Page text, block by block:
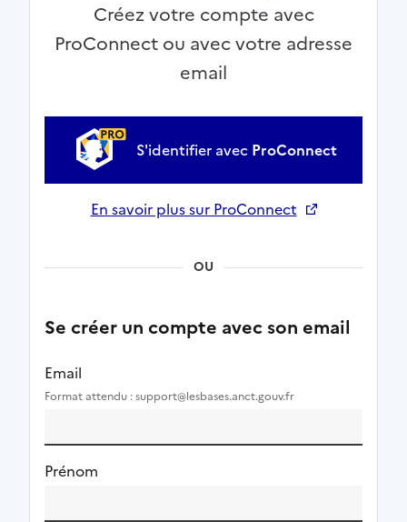
Créez votre compte avec
ProConnect ou avec votre adresse
email
S'identifier avec ProConnect
En savoir plus sur ProConnect
OU
Se créer un compte avec son email
Email
Format attendu : support@lesbases.anct.gouv.fr
Prénom